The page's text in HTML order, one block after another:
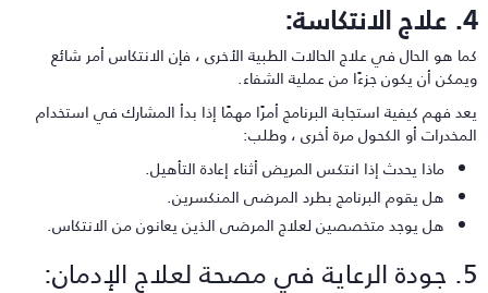
هو الحال في علاج الحالات الطبية الأخرى ، فإن الانتكاس أمر شائع
أن يكون جزءًا من عملية الشفاء.
فهم كيفية استجابة البرنامج أمرًا مهمًا إذا بدأ المشارك في استخدام
أو الكحول مرة أخرى ، وطلب:
ماذا يحدث إذا انتكس المريض أثناء إعادة التأهيل.
هل يقوم البرنامج بطرد المرضى المنكسرين.
هل يوجد متخصصين لعلاج المرضى الذين يعانون من الانتكاس.